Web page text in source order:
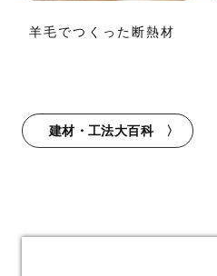
羊毛でつくった断熱材
建材・工法大百科